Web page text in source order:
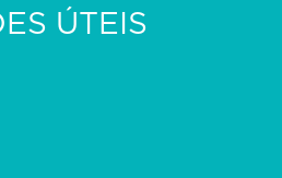
ÚTEIS